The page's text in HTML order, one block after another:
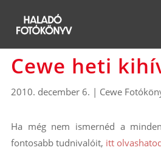
Cewe heti
2010. december 6. | Cewe
Ha még nem ismernéd a
fontosabb tudnivalóit, itt